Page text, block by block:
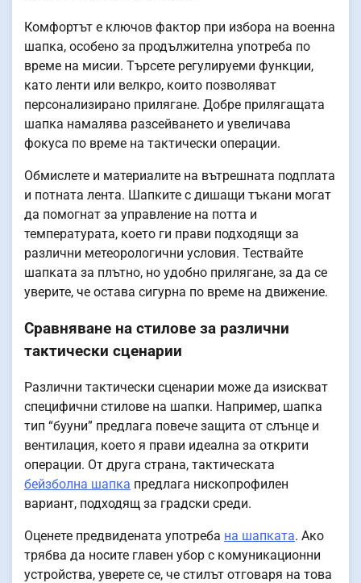
Комфортът е ключов фактор при избора на военна
шапка, особено за продължителна употреба по
време на мисии. Търсете регулируеми функции,
като ленти или велкро, които позволяват
персонализирано прилягане. Добре прилягащата
шапка намалява разсейването и увеличава
фокуса по време на тактически операции.
Обмислете и материалите на вътрешната подплата
и потната лента. Шапките с дишащи тъкани могат
да помогнат за управление на потта и
температурата, което ги прави подходящи за
различни метеорологични условия. Тествайте
шапката за плътно, но удобно прилягане, за да се
уверите, че остава сигурна по време на движение.
Сравняване на стилове за различни
тактически сценарии
Различни тактически сценарии може да изискват
специфични стилове на шапки. Например, шапка
тип “бууни” предлага повече защита от слънце и
вентилация, което я прави идеална за открити
операции. От друга страна, тактическата
бейзболна шапка предлага нископрофилен
вариант, подходящ за градски среди.
Оценете предвидената употреба на шапката. Ако
трябва да носите главен убор с комуникационни
устройства, уверете се, че стилът отговаря на това